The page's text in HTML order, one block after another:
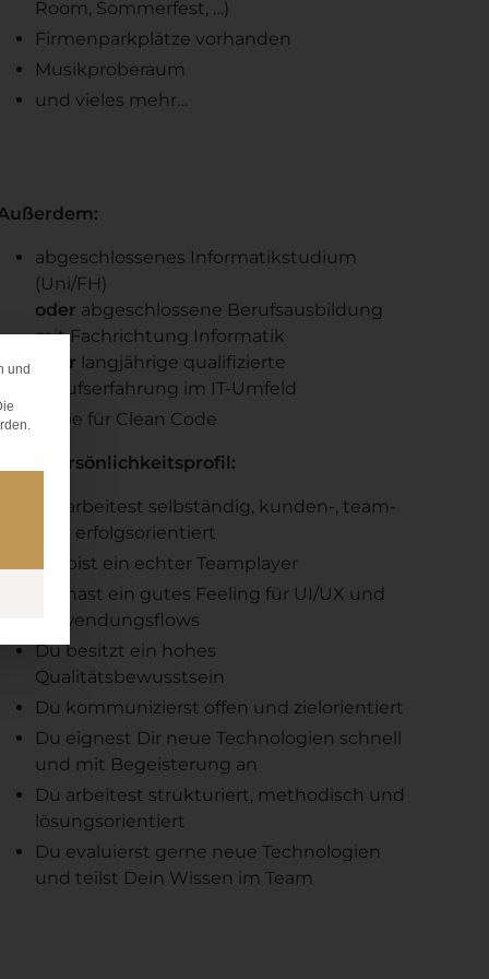
Room, Sommerfest, …)
Firmenparkplätze vorhanden
Musikproberaum
und vieles mehr…
abgeschlossenes Informatikstudium
(Uni/FH)
oder abgeschlossene Berufsausbildung
mit Fachrichtung Informatik
oder langjährige qualifizierte
Berufserfahrung im IT-Umfeld
Liebe für Clean Code
Dein Persönlichkeitsprofil:
Du arbeitest selbständig, kunden-, team-
und erfolgsorientiert
Du bist ein echter Teamplayer
Du hast ein gutes Feeling für UI/UX und
Anwendungsflows
Du besitzt ein hohes
Qualitätsbewusstsein
Du kommunizierst offen und zielorientiert
Du eignest Dir neue Technologien schnell
und mit Begeisterung an
Du arbeitest strukturiert, methodisch und
lösungsorientiert
Du evaluierst gerne neue Technologien
und teilst Dein Wissen im Team
und